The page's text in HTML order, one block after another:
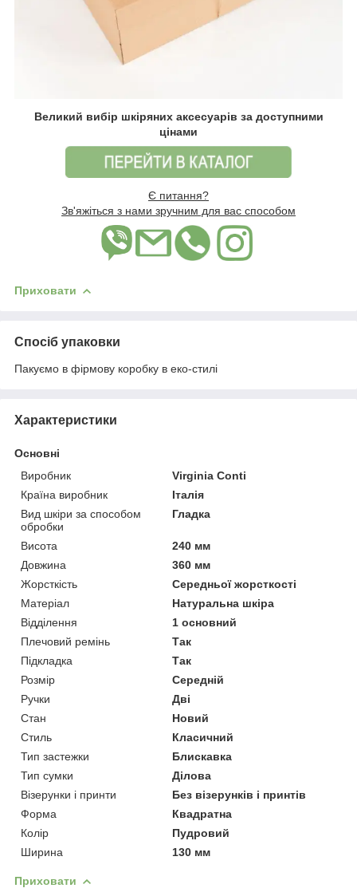
Великий вибір шкіряних аксесуарів за доступними
цінами
Є питання?
Зв'яжіться з нами зручним для вас способом
Приховати
Спосіб упаковки
Пакуємо в фірмову коробку в еко-стилі
Характеристики
Основні
Виробник
Virginia Conti
Країна виробник
Італія
Вид шкіри за способом
обробки
Гладка
Висота
240 мм
Довжина
360 мм
Жорсткість
Середньої жорсткості
Матеріал
Натуральна шкіра
Відділення
1 основний
Плечовий ремінь
Так
Підкладка
Так
Розмір
Середній
Ручки
Дві
Стан
Новий
Стиль
Класичний
Тип застежки
Блискавка
Тип сумки
Ділова
Візерунки і принти
Без візерунків і принтів
Форма
Квадратна
Колір
Пудровий
Ширина
130 мм
Приховати